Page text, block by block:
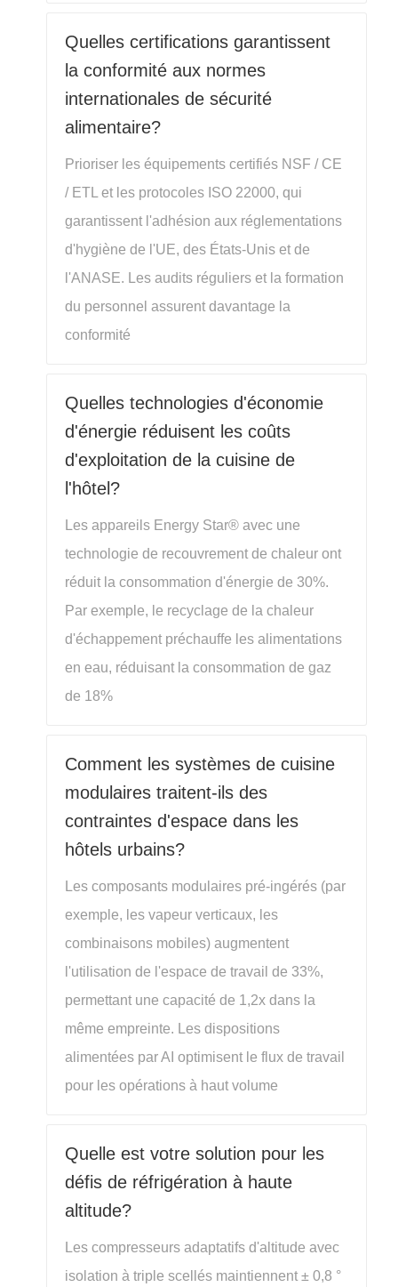
Quelles certifications garantissent
la conformité aux normes
internationales de sécurité
alimentaire?
Prioriser les équipements certifiés NSF / CE
/ ETL et les protocoles ISO 22000, qui
garantissent l'adhésion aux réglementations
d'hygiène de l'UE, des États-Unis et de
l'ANASE. Les audits réguliers et la formation
du personnel assurent davantage la
conformité
Quelles technologies d'économie
d'énergie réduisent les coûts
d'exploitation de la cuisine de
l'hôtel?
Les appareils Energy Star® avec une
technologie de recouvrement de chaleur ont
réduit la consommation d'énergie de 30%.
Par exemple, le recyclage de la chaleur
d'échappement préchauffe les alimentations
en eau, réduisant la consommation de gaz
de 18%
Comment les systèmes de cuisine
modulaires traitent-ils des
contraintes d'espace dans les
hôtels urbains?
Les composants modulaires pré-ingérés (par
exemple, les vapeur verticaux, les
combinaisons mobiles) augmentent
l'utilisation de l'espace de travail de 33%,
permettant une capacité de 1,2x dans la
même empreinte. Les dispositions
alimentées par AI optimisent le flux de travail
pour les opérations à haut volume
Quelle est votre solution pour les
défis de réfrigération à haute
altitude?
Les compresseurs adaptatifs d'altitude avec
isolation à triple scellés maintiennent ± 0,8 °